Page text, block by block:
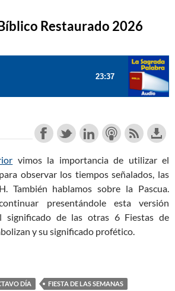
Restaurado 2026
vimos la importancia de utilizar el
observar los tiempos señalados, las
También hablamos sobre la Pascua.
presentándole esta versión
significado de las otras 6 Fiestas de
y su significado profético.
Bíblico Restaurado 2026 (Parte 2)
DÍA
FIESTA DE LAS SEMANAS